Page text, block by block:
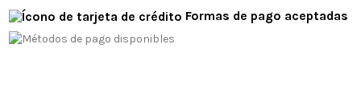
Formas de pago aceptadas